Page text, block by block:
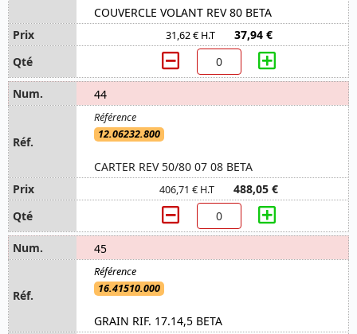
COUVERCLE VOLANT REV 80 BETA
31,62 € H.T 37,94 €
44
12.06232.800
CARTER REV 50/80 07 08 BETA
406,71 € H.T 488,05 €
45
16.41510.000
GRAIN RIF. 17.14,5 BETA